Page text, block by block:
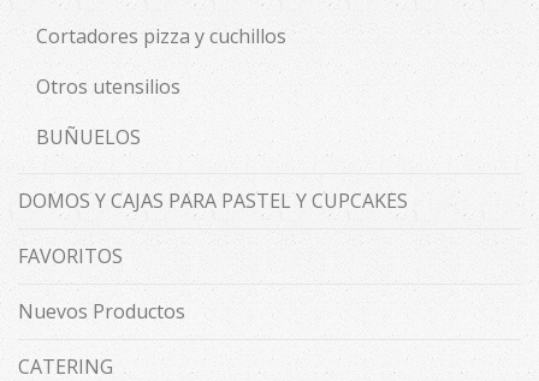
Cortadores pizza y cuchillos
Otros utensilios
BUÑUELOS
DOMOS Y CAJAS PARA PASTEL Y CUPCAKES
FAVORITOS
Nuevos Productos
CATERING